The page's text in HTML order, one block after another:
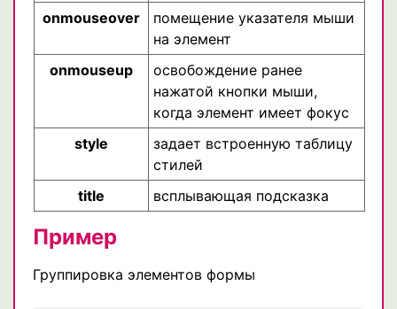
onmouseover
помещение указателя мыши
на элемент
onmouseup
освобождение ранее
нажатой кнопки мыши,
когда элемент имеет фокус
style
задает встроенную таблицу
стилей
title
всплывающая подсказка
Пример
Группировка элементов формы